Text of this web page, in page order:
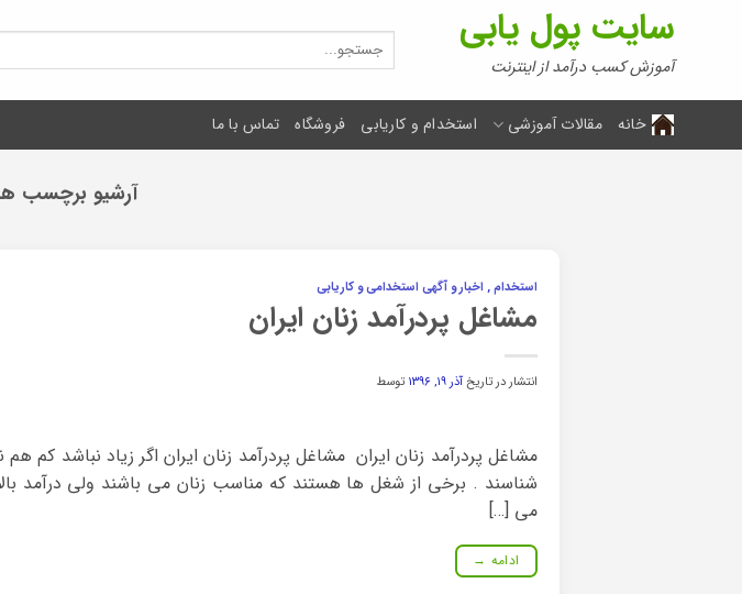
سایت پول یابی
آموزش کسب درآمد از اینترنت
جستجو
برای:
خانه مقالات آموزشی استخدام و کاریابی فروشگاه تماس با ما
آرشیو برچسب
استخدام , اخبار و آگهی استخدامی و کاریابی
مشاغل پردرآمد زنان ایران
انتشار در تاریخآذر ۱۹, ۱۳۹۶ توسط
مشاغل پردرآمد زنان ایران مشاغل پردرآمد زنان ایران اگر زیاد نباشد
شناسند . برخی از شغل ها هستند که مناسب زنان می باشند ولی درآمد
می […]
ادامه →